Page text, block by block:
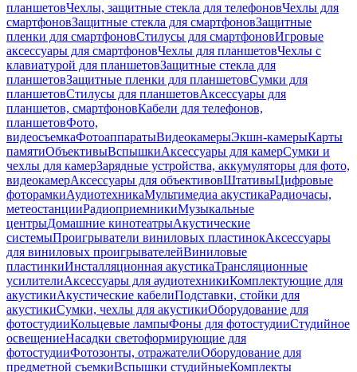
планшетовЧехлы, защитные стекла для телефоновЧехлы для
смартфоновЗащитные стекла для смартфоновЗащитные
пленки для смартфоновСтилусы для смартфоновИгровые
аксессуары для смартфоновЧехлы для планшетовЧехлы с
клавиатурой для планшетовЗащитные стекла для
планшетовЗащитные пленки для планшетовСумки для
планшетовСтилусы для планшетовАксессуары для
планшетов, смартфоновКабели для телефонов,
планшетовФото,
видеосъемкаФотоаппаратыВидеокамерыЭкшн-камерыКарты
памятиОбъективыВспышкиАксессуары для камерСумки и
чехлы для камерЗарядные устройства, аккумуляторы для фото,
видеокамерАксессуары для объективовШтативыЦифровые
фоторамкиАудиотехникаМультимедиа акустикаРадиочасы,
метеостанцииРадиоприемникиМузыкальные
центрыДомашние кинотеатрыАкустические
системыПроигрыватели виниловых пластинокАксессуары
для виниловых проигрывателейВиниловые
пластинкиИнсталляционная акустикаТрансляционные
усилителиАксессуары для аудиотехникиКомплектующие для
акустикиАкустические кабелиПодставки, стойки для
акустикиСумки, чехлы для акустикиОборудование для
фотостудииКольцевые лампыФоны для фотостудииСтудийное
освещениеНасадки светоформирующие для
фотостудииФотозонты, отражателиОборудование для
предметной съемкиВспышки студийныеКомплекты